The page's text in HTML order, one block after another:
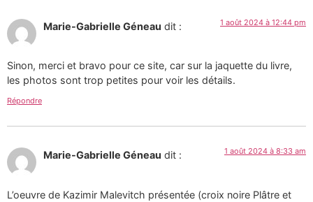
Marie-Gabrielle Géneau dit : 1 août 2024 à 12:44 pm
Sinon, merci et bravo pour ce site, car sur la jaquette du livre,
les photos sont trop petites pour voir les détails.
Répondre
Marie-Gabrielle Géneau dit : 1 août 2024 à 8:33 am
L’oeuvre de Kazimir Malevitch présentée (croix noire Plâtre et